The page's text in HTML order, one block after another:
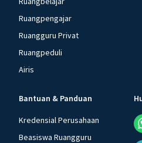
Ruangpengajar
Ruangguru Privat
Ruangpeduli
Airis
Bantuan & Panduan
Kredensial Perusahaan
Beasiswa Ruangguru